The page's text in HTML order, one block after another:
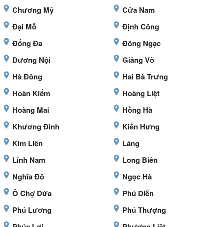
Chương Mỹ
Cửa Nam
Đại Mỗ
Định Công
Đống Đa
Đông Ngạc
Dương Nội
Giảng Võ
Hà Đông
Hai Bà Trưng
Hoàn Kiếm
Hoàng Liệt
Hoàng Mai
Hồng Hà
Khương Đình
Kiến Hưng
Kim Liên
Láng
Lĩnh Nam
Long Biên
Nghĩa Đô
Ngọc Hà
Ô Chợ Dừa
Phú Diễn
Phú Lương
Phú Thượng